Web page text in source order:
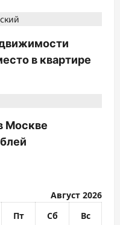
в квартире
Москве
Август 2026
Пт Сб Вс